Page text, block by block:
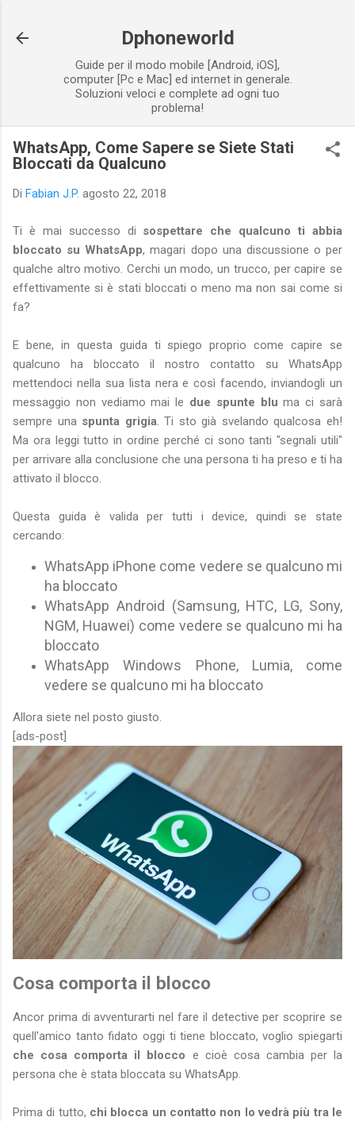
Dphoneworld
Guide per il modo mobile [Android, iOS],
computer [Pc e Mac] ed internet in generale.
Soluzioni veloci e complete ad ogni tuo
problema!
WhatsApp, Come Sapere se Siete Stati
Bloccati da Qualcuno
Di Fabian J.P. agosto 22, 2018
Ti è mai successo di sospettare che qualcuno ti abbia
bloccato su WhatsApp, magari dopo una discussione o per
qualche altro motivo. Cerchi un modo, un trucco, per capire se
effettivamente si è stati bloccati o meno ma non sai come si
fa?
E bene, in questa guida ti spiego proprio come capire se
qualcuno ha bloccato il nostro contatto su WhatsApp
mettendoci nella sua lista nera e così facendo, inviandogli un
messaggio non vediamo mai le due spunte blu ma ci sarà
sempre una spunta grigia . Ti sto già svelando qualcosa eh!
Ma ora leggi tutto in ordine perché ci sono tanti "segnali utili"
per arrivare alla conclusione che una persona ti ha preso e ti ha
attivato il blocco.
Questa guida è valida per tutti i device, quindi se state
cercando:
WhatsApp iPhone come vedere se qualcuno mi
ha bloccato
WhatsApp Android (Samsung, HTC, LG, Sony,
NGM, Huawei) come vedere se qualcuno mi ha
bloccato
WhatsApp Windows Phone, Lumia, come
vedere se qualcuno mi ha bloccato
Allora siete nel posto giusto.
[ads-post]
Cosa comporta il blocco
Ancor prima di avventurarti nel fare il detective per scoprire se
quell'amico tanto fidato oggi ti tiene bloccato, voglio spiegarti
che cosa comporta il blocco e cioè cosa cambia per la
persona che è stata bloccata su WhatsApp.
Prima di tutto, chi blocca un contatto non lo vedrà più tra le